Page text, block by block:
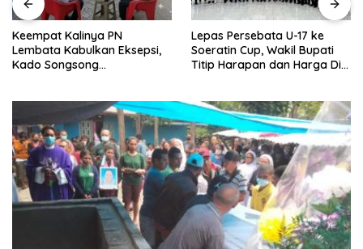
Keempat Kalinya PN
Lembata Kabulkan Eksepsi,
Kado Songsong
Lepas Persebata U-17 ke
Soeratin Cup, Wakil Bupati
Titip Harapan dan Harga Diri